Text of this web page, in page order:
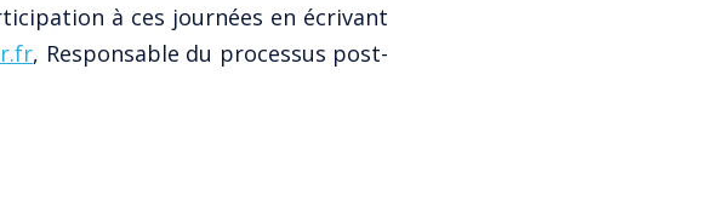
à ces journées en écrivant
, Responsable du processus post-